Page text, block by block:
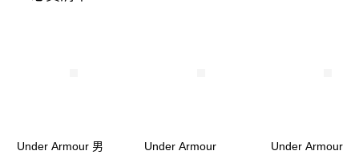
Under Armour 男
Under Armour
Under Armour